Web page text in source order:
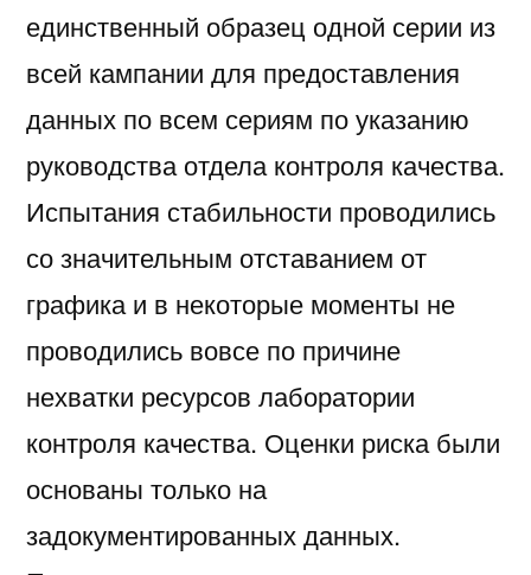
единственный образец одной серии из
всей кампании для предоставления
данных по всем сериям по указанию
руководства отдела контроля качества.
Испытания стабильности проводились
со значительным отставанием от
графика и в некоторые моменты не
проводились вовсе по причине
нехватки ресурсов лаборатории
контроля качества. Оценки риска были
основаны только на
задокументированных данных.